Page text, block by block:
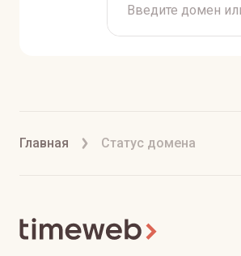
Главная Статус домена